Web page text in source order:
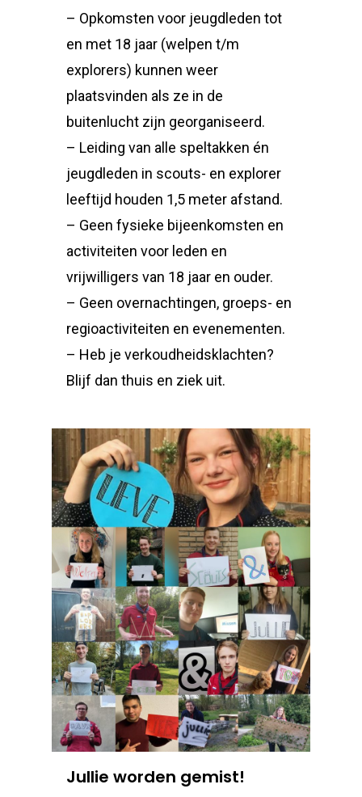
– Opkomsten voor jeugdleden tot
en met 18 jaar (welpen t/m
explorers) kunnen weer
plaatsvinden als ze in de
buitenlucht zijn georganiseerd.
– Leiding van alle speltakken én
jeugdleden in scouts- en explorer
leeftijd houden 1,5 meter afstand.
– Geen fysieke bijeenkomsten en
activiteiten voor leden en
vrijwilligers van 18 jaar en ouder.
– Geen overnachtingen, groeps- en
regioactiviteiten en evenementen.
– Heb je verkoudheidsklachten?
Blijf dan thuis en ziek uit.
Jullie worden gemist!